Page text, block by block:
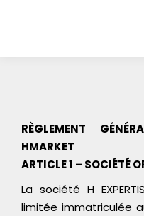
RÈGLEMENT
HMARKET
ARTICLE 1 – SOCIÉTÉ
La société H
limitée immatriculée